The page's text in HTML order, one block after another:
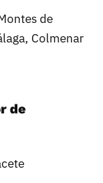
de
Colmenar
de